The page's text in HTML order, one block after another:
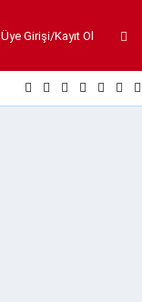
Üye Girişi/Kayıt Ol